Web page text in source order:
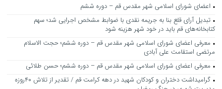
اعضای شورای اسلامی شهر مقدس قم – دوره ششم
تبدیل آرای قلع بنا به جریمه نقدی با ضوابط مشخص اجرایی شد؛ سهم
کتابخانه‌های قم باید در خود شهر هزینه شود
معرفی اعضای شورای اسلامی شهر مقدس قم – دوره ششم؛ حجت الاسلام
مرتضی استقامت علی آبادی
معرفی اعضای شورای اسلامی شهر مقدس قم – دوره ششم؛ حسن طلائی
گرامیداشت دختران و کودکان شهید در دهه کرامت قم / تقدیر از تلاش ۴۰روزه